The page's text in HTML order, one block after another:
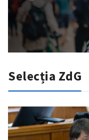
Selecția ZdG